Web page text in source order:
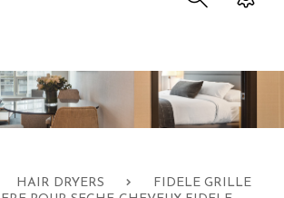
HAIR DRYERS
FIDELE GRILLE